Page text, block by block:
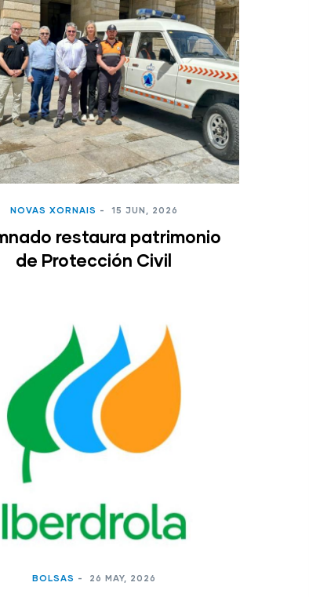
NOVAS XORNAIS - 15 JUN, 2026
restaura patrimonio
de Protección Civil
BOLSAS - 26 MAY, 2026